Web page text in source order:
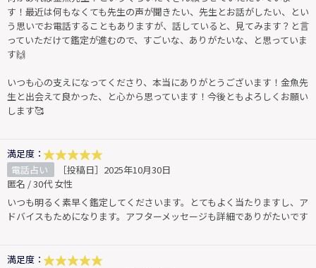
す！最近は何もなくても先生の声が聞きたい、先生とお話がしたい、とい
う思いでお電話することもありますが、話していると、見てみます？と言
っていただけて鑑定が進むので、すごいな、ありがたいな、と思っていま
す🙌
いつも心の支えになってくださり、本当にありがとうございます！金魚先
生と出会えて良かった、と心から思っています！今後ともよろしくお願い
します🥰
満足度：
電話占い
［投稿日］2025年10月30日
匿名 / 30代 女性
いつも明るく素早く鑑定してくださいます。とてもよく当たりますし、ア
ドバイスもためになります。アフターメッセージも詳細でありがたいです
満足度：